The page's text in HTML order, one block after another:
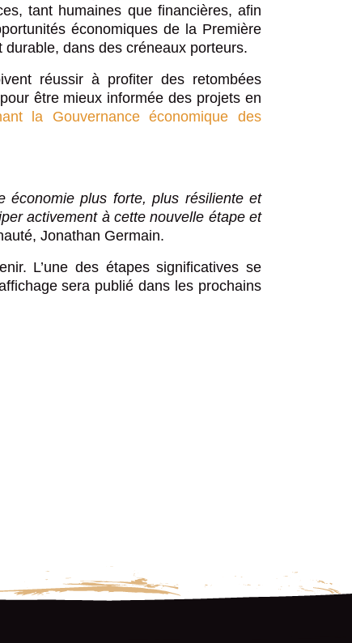
tant humaines que financières, afin
économiques de la Première
dans des créneaux porteurs.
réussir à profiter des retombées
être mieux informée des projets en
la Gouvernance économique des
économie plus forte, plus résiliente et
activement à cette nouvelle étape et
Jonathan Germain.
L’une des étapes significatives se
sera publié dans les prochains